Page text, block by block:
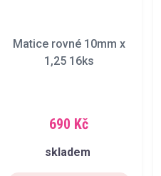
Matice rovné 10mm x
1,25 16ks
690 Kč
skladem